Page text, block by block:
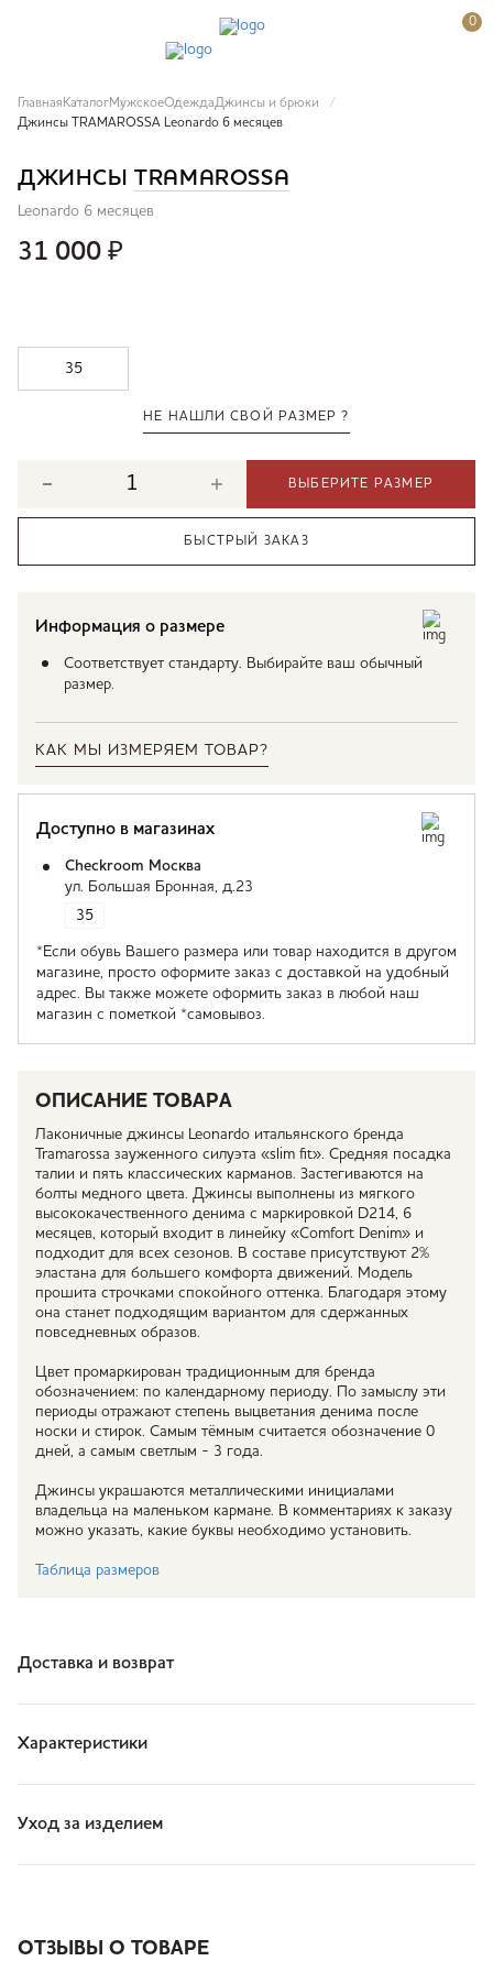
0
Главная КаталогМужскоеОдеждаДжинсы и брюки
Джинсы TRAMAROSSA Leonardo 6 месяцев
ДЖИНСЫ TRAMAROSSA
Leonardo 6 месяцев
31 000 ₽
НЕ НАШЛИ СВОЙ РАЗМЕР ?
35
ВЫБЕРИТЕ РАЗМЕР
БЫСТРЫЙ ЗАКАЗ
Информация о размере
Соответствует стандарту. Выбирайте ваш обычный
размер.
КАК МЫ ИЗМЕРЯЕМ ТОВАР?
Доступно в магазинах
Checkroom Москва
ул. Большая Бронная, д.23
35
*Если обувь Вашего размера или товар находится в другом
магазине, просто оформите заказ с доставкой на удобный
адрес. Вы также можете оформить заказ в любой наш
магазин с пометкой *самовывоз.
ОПИСАНИЕ ТОВАРА
Лаконичные джинсы Leonardo итальянского бренда
Tramarossa зауженного силуэта «slim fit». Средняя посадка
талии и пять классических карманов. Застегиваются на
болты медного цвета. Джинсы выполнены из мягкого
высококачественного денима с маркировкой D214, 6
месяцев, который входит в линейку «Comfort Denim» и
подходит для всех сезонов. В составе присутствуют 2%
эластана для большего комфорта движений. Модель
прошита строчками спокойного оттенка. Благодаря этому
она станет подходящим вариантом для сдержанных
повседневных образов.
Цвет промаркирован традиционным для бренда
обозначением: по календарному периоду. По замыслу эти
периоды отражают степень выцветания денима после
носки и стирок. Самым тёмным считается обозначение 0
дней, а самым светлым - 3 года.
Джинсы украшаются металлическими инициалами
владельца на маленьком кармане. В комментариях к заказу
можно указать, какие буквы необходимо установить.
Таблица размеров
Доставка и возврат
Характеристики
Уход за изделием
ОТЗЫВЫ О ТОВАРЕ